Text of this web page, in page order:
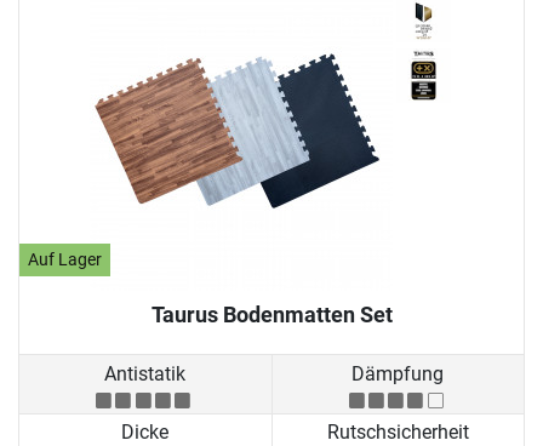
Auf Lager
Taurus Bodenmatten Set
Antistatik Dämpfung
Dicke Rutschsicherheit